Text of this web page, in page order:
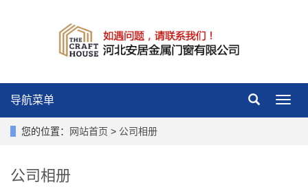
导
航
导航菜单
您的位置： 网站首页 > 公司相册
公司相册